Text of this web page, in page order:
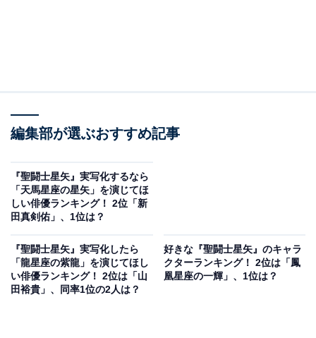
ーは遅れてくるの第一人者」（40代女性／埼玉県）や、
「クールな面を出しているが実は仲間の事を常に考えて
くども蘇る姿がかっこよかった」（40代男性／埼玉県）
といったコメントが寄せられていました。
編集部が選ぶおすすめ記事
『聖闘士星矢』実写化するなら
「天馬星座の星矢」を演じてほ
しい俳優ランキング！ 2位「新
田真剣佑」、1位は？
『聖闘士星矢』実写化したら
「龍星座の紫龍」を演じてほし
い俳優ランキング！ 2位は「山
田裕貴」、同率1位の2人は？
好きな『聖闘士星矢』のキャラ
クターランキング！ 2位は「鳳
凰星座の一輝」、1位は？